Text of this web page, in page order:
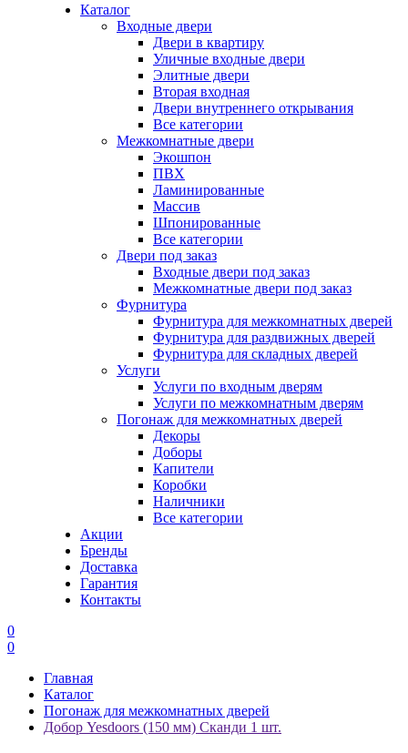
Каталог
Входные двери
Двери в квартиру
Уличные входные двери
Элитные двери
Вторая входная
Двери внутреннего открывания
Все категории
Межкомнатные двери
Экошпон
ПВХ
Ламинированные
Массив
Шпонированные
Все категории
Двери под заказ
Входные двери под заказ
Межкомнатные двери под заказ
Фурнитура
Фурнитура для межкомнатных дверей
Фурнитура для раздвижных дверей
Фурнитура для складных дверей
Услуги
Услуги по входным дверям
Услуги по межкомнатным дверям
Погонаж для межкомнатных дверей
Декоры
Доборы
Капители
Коробки
Наличники
Все категории
Акции
Бренды
Доставка
Гарантия
Контакты
0
0
Главная
Каталог
Погонаж для межкомнатных дверей
Добор Yesdoors (150 мм) Сканди 1 шт.